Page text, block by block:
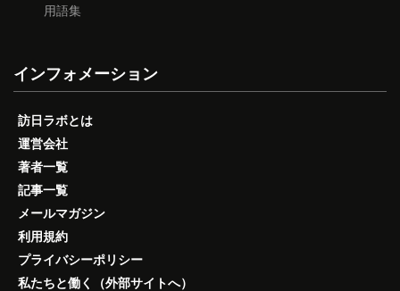
用語集
インフォメーション
訪日ラボとは
運営会社
著者一覧
記事一覧
メールマガジン
利用規約
プライバシーポリシー
私たちと働く（外部サイトへ）